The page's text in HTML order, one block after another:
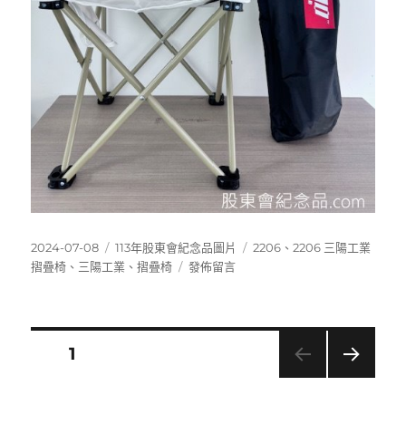
發
佈
2024-07-08
分
類
113年股東會紀念品圖片
標
2206 、2206 三陽工業
摺疊椅 、 三陽工業 、摺疊椅
在
發佈留言
頁次1